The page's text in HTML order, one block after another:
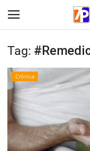
Inicio
Crónica
Policial
Tribunales
Tag:
Crónica